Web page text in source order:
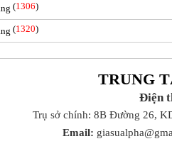
(1306)
(1320)
TRUNG
Điện
Trụ sở chính: 8B Đường 26,
Email: